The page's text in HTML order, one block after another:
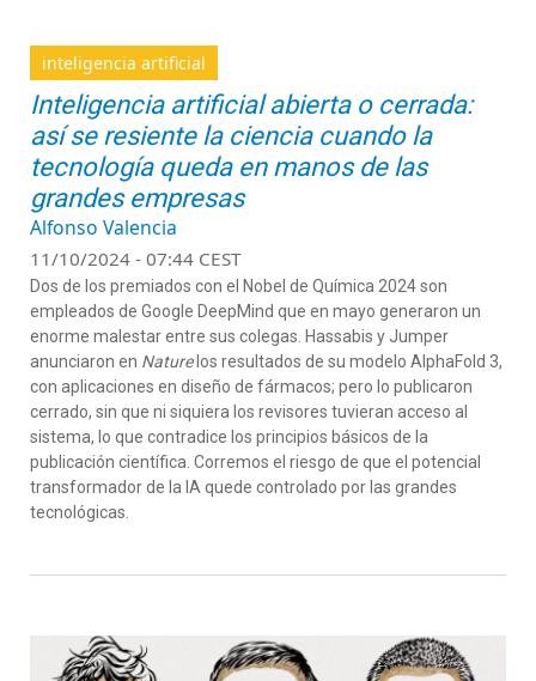
inteligencia artificial
Inteligencia artificial abierta o cerrada:
así se resiente la ciencia cuando la
tecnología queda en manos de las
grandes empresas
Alfonso Valencia
11/10/2024 - 07:44 CEST
Dos de los premiados con el Nobel de Química 2024 son
empleados de Google DeepMind que en mayo generaron un
enorme malestar entre sus colegas. Hassabis y Jumper
anunciaron en Nature los resultados de su modelo AlphaFold 3,
con aplicaciones en diseño de fármacos; pero lo publicaron
cerrado, sin que ni siquiera los revisores tuvieran acceso al
sistema, lo que contradice los principios básicos de la
publicación científica. Corremos el riesgo de que el potencial
transformador de la IA quede controlado por las grandes
tecnológicas.